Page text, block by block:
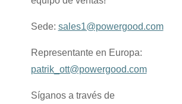
Sede: sales1@powergood.com
Representante en Europa:
patrik_ott@powergood.com
Síganos a través de